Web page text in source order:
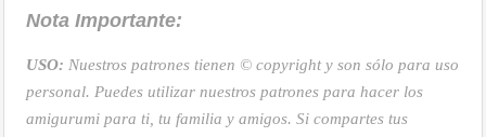
Nota Importante:
USO: Nuestros patrones tienen © copyright y son sólo para uso
personal. Puedes utilizar nuestros patrones para hacer los
amigurumi para ti, tu familia y amigos. Si compartes tus